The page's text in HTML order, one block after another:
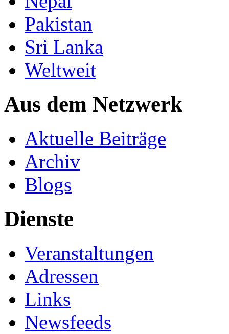
Pakistan
Sri Lanka
Weltweit
Aus dem Netzwerk
Aktuelle Beiträge
Archiv
Blogs
Dienste
Veranstaltungen
Adressen
Links
Newsfeeds